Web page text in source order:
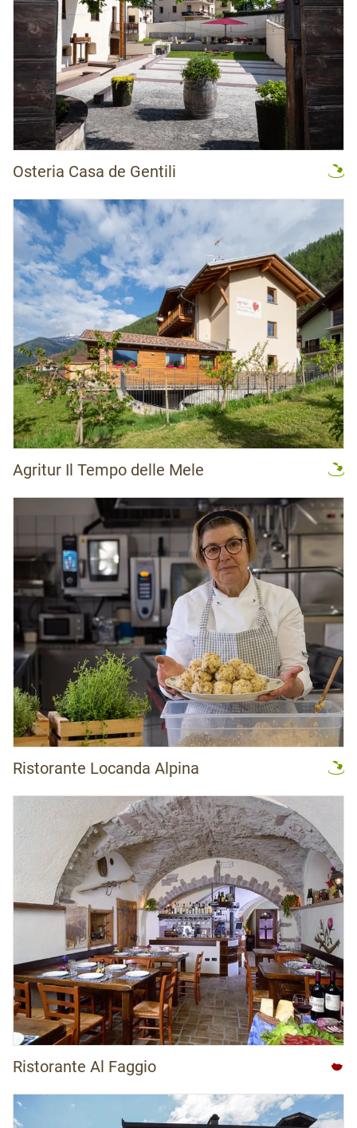
Osteria Casa de Gentili
Agritur Il Tempo delle Mele
Ristorante Locanda Alpina
Ristorante Al Faggio